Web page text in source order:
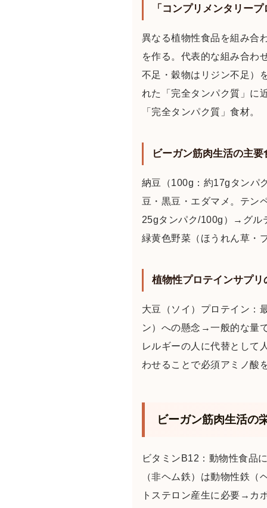
「コンプリメンタリー
異なる植物性食品を組み合
を作る。代表的な組み合わ
不足・穀物はリジン不足）
れた「完全タンパク質」に
「完全タンパク質」食材。
ビーガン筋肉生活の主要
納豆（100g：約17gタンパ
豆・黒豆・エダマメ。テン
25gタンパク/100g）→グル
緑黄色野菜（ほうれん草・
植物性プロテインサプリ
大豆（ソイ）プロテイン：
ン）への懸念→一般的な量
レルギーの人に代替として
わせることで必須アミノ酸
ビーガン筋肉生活の
ビタミンB12：動物性食品
（非ヘム鉄）は動物性鉄
トステロン産生に必要→カ